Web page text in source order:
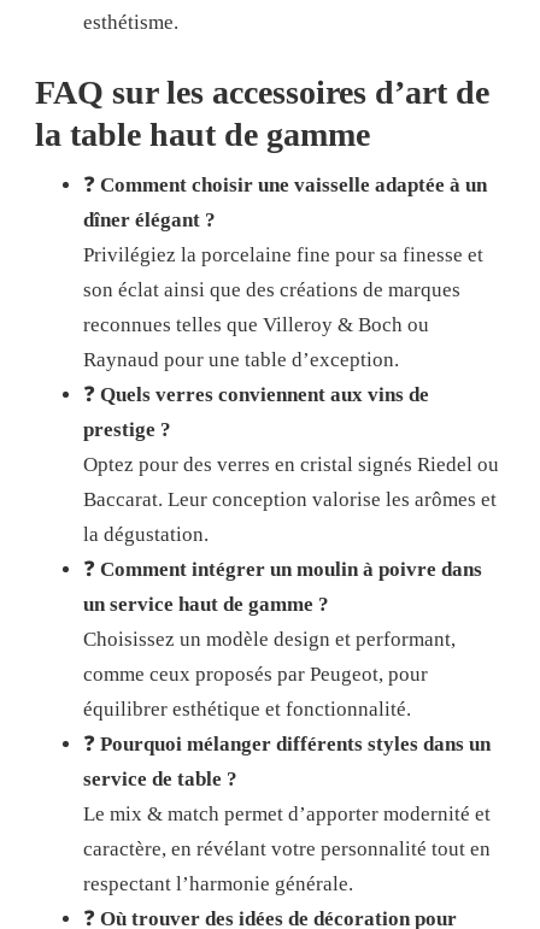
esthétisme.
FAQ sur les accessoires d’art de
la table haut de gamme
❓ Comment choisir une vaisselle adaptée à un
dîner élégant ?
Privilégiez la porcelaine fine pour sa finesse et
son éclat ainsi que des créations de marques
reconnues telles que Villeroy & Boch ou
Raynaud pour une table d’exception.
❓ Quels verres conviennent aux vins de
prestige ?
Optez pour des verres en cristal signés Riedel ou
Baccarat. Leur conception valorise les arômes et
la dégustation.
❓ Comment intégrer un moulin à poivre dans
un service haut de gamme ?
Choisissez un modèle design et performant,
comme ceux proposés par Peugeot, pour
équilibrer esthétique et fonctionnalité.
❓ Pourquoi mélanger différents styles dans un
service de table ?
Le mix & match permet d’apporter modernité et
caractère, en révélant votre personnalité tout en
respectant l’harmonie générale.
❓ Où trouver des idées de décoration pour